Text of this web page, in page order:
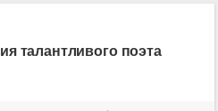
талантливого поэта